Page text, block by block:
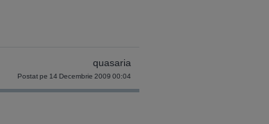
quasaria
Postat pe 14 Decembrie 2009 00:04